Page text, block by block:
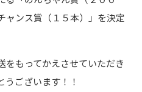
ャンス賞（１５本）」を決定
もってかえさせていただき
うございます！！